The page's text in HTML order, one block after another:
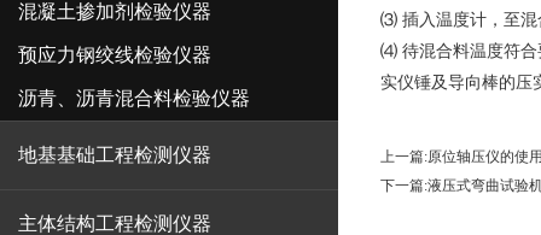
⑶ 插入温度计，至混
⑷ 待混合料温度符合
实仪锤及导向棒的压
上一篇:原位轴压仪的使
下一篇:液压式弯曲试验
混凝土掺加剂检验仪器
预应力钢绞线检验仪器
沥青、沥青混合料检验仪器
地基基础工程检测仪器
主体结构工程检测仪器